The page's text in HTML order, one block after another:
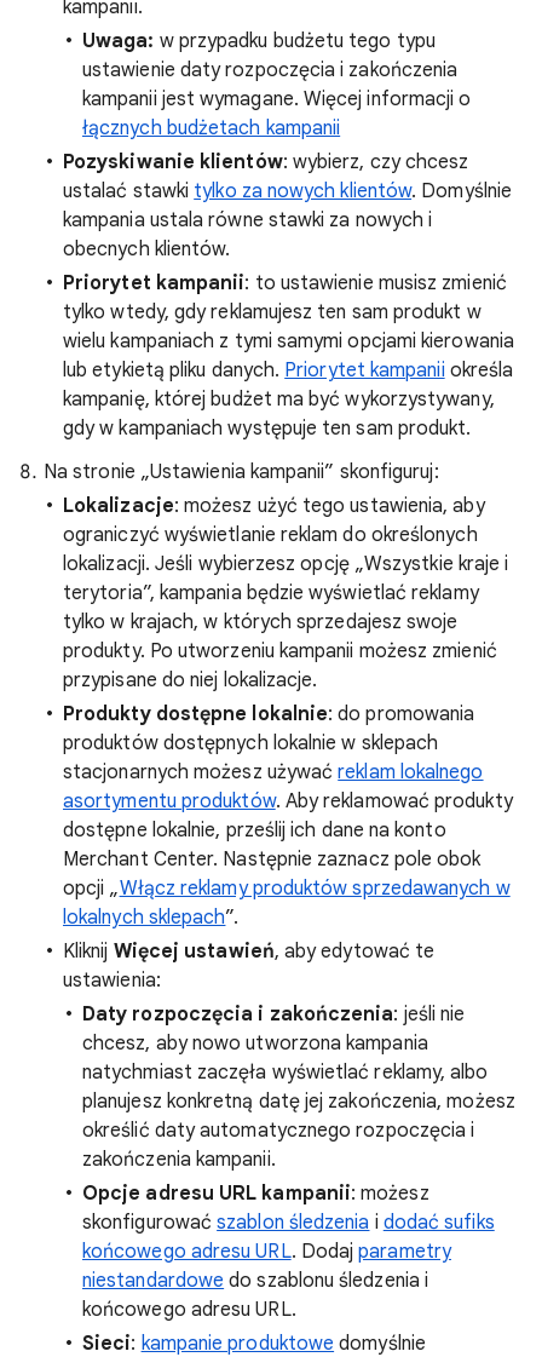
kampanii.
Uwaga: w przypadku budżetu tego typu
ustawienie daty rozpoczęcia i zakończenia
kampanii jest wymagane. Więcej informacji o
łącznych budżetach kampanii
Pozyskiwanie klientów: wybierz, czy chcesz
ustalać stawki tylko za nowych klientów. Domyślnie
kampania ustala równe stawki za nowych i
obecnych klientów.
Priorytet kampanii: to ustawienie musisz zmienić
tylko wtedy, gdy reklamujesz ten sam produkt w
wielu kampaniach z tymi samymi opcjami kierowania
lub etykietą pliku danych. Priorytet kampanii określa
kampanię, której budżet ma być wykorzystywany,
gdy w kampaniach występuje ten sam produkt.
Na stronie „Ustawienia kampanii” skonfiguruj:
Lokalizacje: możesz użyć tego ustawienia, aby
ograniczyć wyświetlanie reklam do określonych
lokalizacji. Jeśli wybierzesz opcję „Wszystkie kraje i
terytoria”, kampania będzie wyświetlać reklamy
tylko w krajach, w których sprzedajesz swoje
produkty. Po utworzeniu kampanii możesz zmienić
przypisane do niej lokalizacje.
Produkty dostępne lokalnie: do promowania
produktów dostępnych lokalnie w sklepach
stacjonarnych możesz używaćreklam lokalnego
asortymentu produktów. Aby reklamować produkty
dostępne lokalnie, prześlij ich dane na konto
Merchant Center. Następnie zaznacz pole obok
opcji „Włącz reklamy produktów sprzedawanych w
lokalnych sklepach”.
Kliknij Więcej ustawień, aby edytować te
ustawienia:
Daty rozpoczęcia i zakończenia: jeśli nie
chcesz, aby nowo utworzona kampania
natychmiast zaczęła wyświetlać reklamy, albo
planujesz konkretną datę jej zakończenia, możesz
określić daty automatycznego rozpoczęcia i
zakończenia kampanii.
Opcje adresu URL kampanii: możesz
skonfigurowaćszablon śledzenia i dodać sufiks
końcowego adresu URL. Dodajparametry
niestandardowe do szablonu śledzenia i
końcowego adresu URL.
Sieci: kampanie produktowe domyślnie